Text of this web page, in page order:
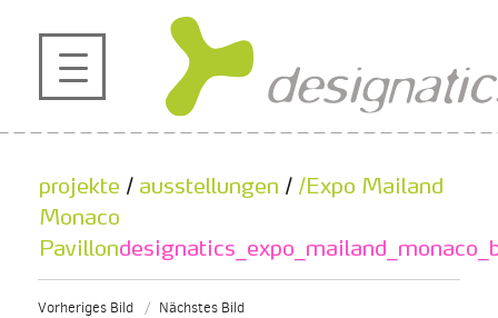
profil
projekte
kontakt
referenzen
projekte / ausstellungen / /Expo Mailand
Monaco
Pavillon
Vorheriges Bild Nächstes Bild